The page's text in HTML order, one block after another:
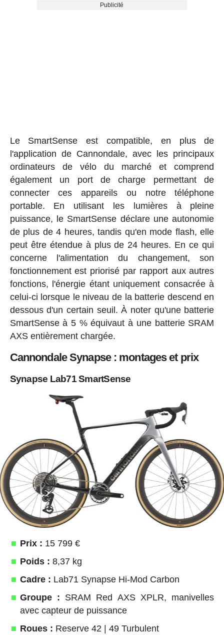
Publicité
Le SmartSense est compatible, en plus de
l'application de Cannondale, avec les principaux
ordinateurs de vélo du marché et comprend
également un port de charge permettant de
connecter ces appareils ou notre téléphone
portable. En utilisant les lumières à pleine
puissance, le SmartSense déclare une autonomie
de plus de 4 heures, tandis qu'en mode flash, elle
peut être étendue à plus de 24 heures. En ce qui
concerne l'alimentation du changement, son
fonctionnement est priorisé par rapport aux autres
fonctions, l'énergie étant uniquement consacrée à
celui-ci lorsque le niveau de la batterie descend en
dessous d'un certain seuil. À noter qu'une batterie
SmartSense à 5 % équivaut à une batterie SRAM
AXS entièrement chargée.
Cannondale Synapse : montages et prix
Synapse Lab71 SmartSense
Prix : 15 799 €
Poids : 8,37 kg
Cadre : Lab71 Synapse Hi-Mod Carbon
Groupe : SRAM Red AXS XPLR, manivelles
avec capteur de puissance
Roues : Reserve 42 | 49 Turbulent